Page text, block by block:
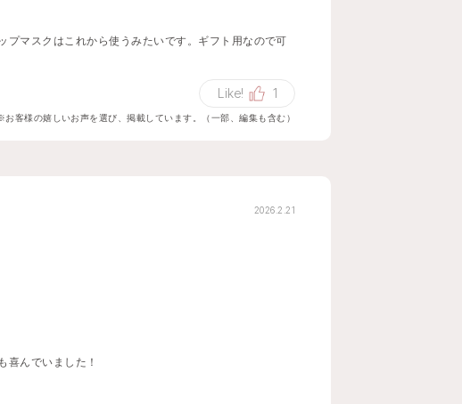
マスクはこれから使うみたいです。ギフト用なので可
Like! 1
お客様の嬉しいお声を選び、掲載しています。（一部、編集も含む）
2026.2.21
喜んでいました！